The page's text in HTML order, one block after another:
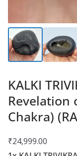
KALKI
Revelation
Chakra)
₹24,999.00